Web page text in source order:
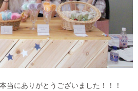
当にありがとうございました！！！